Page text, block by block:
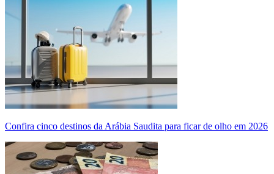
Confira cinco destinos da Arábia Saudita para ficar de olho em 2026